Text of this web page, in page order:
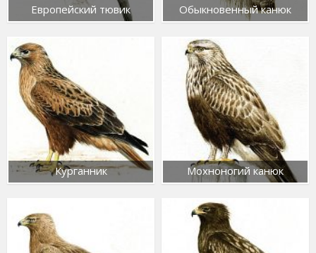
Европейский тювик Обыкновенный канюк
Курганник Мохноногий канюк